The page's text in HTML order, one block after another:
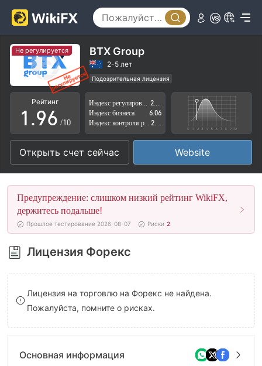
Не регулируется BTX Group
2-5 лет
Подозрительная лицензия
Регион деятельности подозрителен
Высокие потенциальные риски
Рейтинг
0
1
2
3
4
5
6
7
8
9
.
5
6
7
8
9
2
3
4
5
6
7
8
9
/10
Индекс бизнеса
6.06
Открыть счет сейчас Website
Предупреждение: слишком низкий рейтинг WikiFX,
держитесь подальше!
Прошлое тестирование 2026-08-07 Риски 2
Лицензия Форекс
Лицензия на торговлю на Форекс не найдена.
Пожалуйста, помните о рисках.
Основная информация